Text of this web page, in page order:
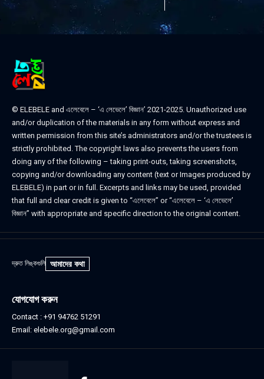
© ELEBELE and এলেবেলে – ‘এ লেভেলে’ বিজ্ঞান’ 2021-2025. Unauthorized use
and/or duplication of the materials in any form without express and
written permission from this site’s administrators and/or the trustees is
strictly prohibited. The copyright laws also prevents the users from
doing any of the following – taking print-outs, taking screenshots,
copying and/or downloading any content (text or Images produced by
ELEBELE) in part or in full. Excerpts and links may be used, provided
that full and clear credit is given to “এলেবেলে” or “এলেবেলে – ‘এ লেভেলে’
বিজ্ঞান” with appropriate and specific direction to the original content.
যোগযোগ করুন
Contact : ‪+91 94762 51291‬
Email: elebele.org@gmail.com
দ্রুত লিঙ্কগুলি আমাদের কথা